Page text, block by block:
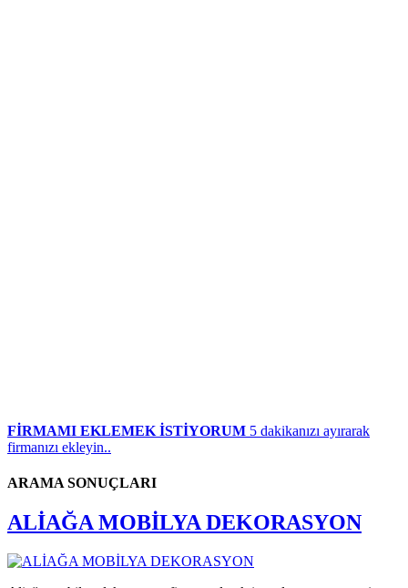
FİRMAMI EKLEMEK İSTİYORUM 5 dakikanızı ayırarak
firmanızı ekleyin..
ARAMA SONUÇLARI
ALİAĞA MOBİLYA DEKORASYON